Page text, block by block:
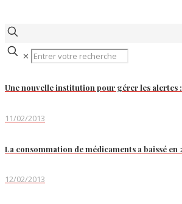
✕
Une nouvelle institution pour gérer les alertes
11/02/2013
La consommation de médicaments a baissé en
12/02/2013